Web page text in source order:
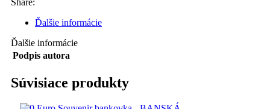
1
Ďalšie informácie
Ďalšie informácie
Podpis autora
Súvisiace produkty